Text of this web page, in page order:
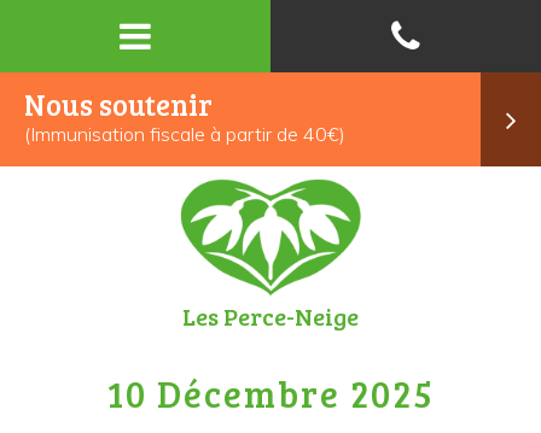
Nous soutenir
(Immunisation fiscale à partir de 40€)
Les Perce-Neige
10 Décembre 2025